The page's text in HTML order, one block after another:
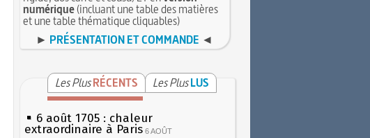
numérique(incluant une table des matières
et une table thématique cliquables)
► PRÉSENTATION ET COMMANDE ◄
Les Plus RÉCENTS Les Plus LUS
6 août 1705 : chaleur
extraordinaire à Paris 6 AOÛT